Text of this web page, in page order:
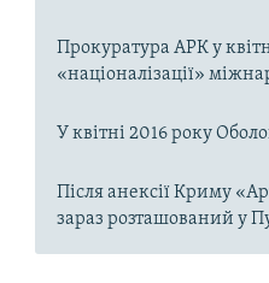
Прокуратура АРК у
«націоналізації»
У квітні 2016 року
Після анексії Криму
зараз розташований у